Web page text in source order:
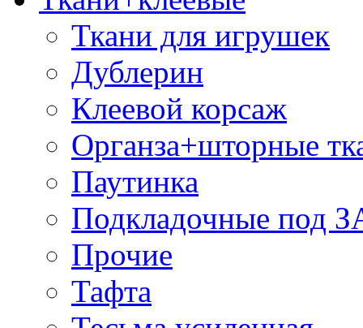
Ткани для игрушек
Дублерин
Клеевой корсаж
Органза+шторные
Паутинка
Подкладочные под
Прочие
Тафта